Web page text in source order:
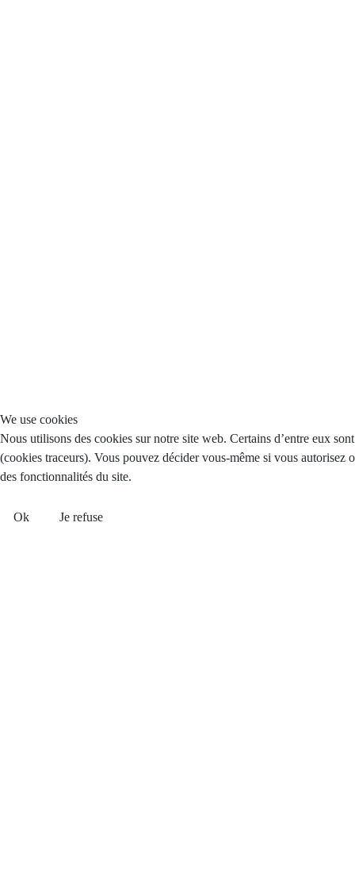
We use cookies
Nous utilisons des cookies sur notre site web. Certains d’entre eux
(cookies traceurs). Vous pouvez décider vous-même si vous
des fonctionnalités du site.
Ok Je refuse